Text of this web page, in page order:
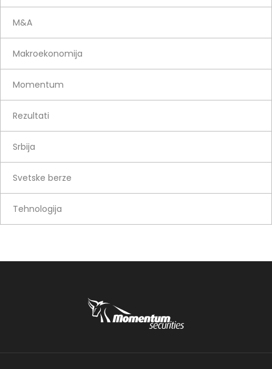
M&A
Makroekonomija
Momentum
Rezultati
Srbija
Svetske berze
Tehnologija